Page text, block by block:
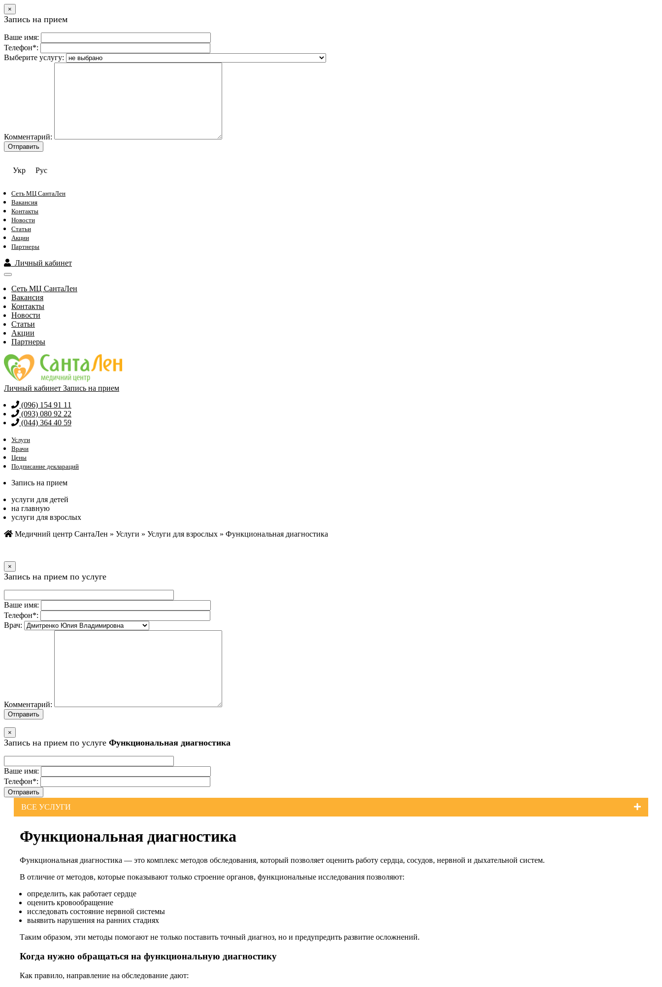
×
Запись на прием
Ваше имя:
Телефон*:
Выберите услугу:
Комментарий:
Укр Рус
Сеть МЦ СантаЛен
Вакансия
Контакты
Новости
Статьи
Акции
Партнеры
Личный кабинет
Сеть МЦ СантаЛен
Вакансия
Контакты
Новости
Статьи
Акции
Партнеры
Личный кабинет Запись на прием
(096) 154 91 11
(093) 080 92 22
(044) 364 40 59
Услуги
Врачи
Цены
Подписание деклараций
Запись на прием
услуги для детей
на главную
услуги для взрослых
Медичний центр СантаЛен » Услуги » Услуги для взрослых » Функциональная диагностика
×
Запись на прием по услуге
Ваше имя:
Телефон*:
Врач:
Комментарий:
×
Запись на прием по услуге Функциональная диагностика
Ваше имя:
Телефон*:
ВСЕ УСЛУГИ
Функциональная диагностика
Функциональная диагностика — это комплекс методов обследования, который позволяет оценить работу сердца, сосудов, нервной и дыхательной систем.
В отличие от методов, которые показывают только строение органов, функциональные исследования позволяют:
определить, как работает сердце
оценить кровообращение
исследовать состояние нервной системы
выявить нарушения на ранних стадиях
Таким образом, эти методы помогают не только поставить точный диагноз, но и предупредить развитие осложнений.
Когда нужно обращаться на функциональную диагностику
Как правило, направление на обследование дают: